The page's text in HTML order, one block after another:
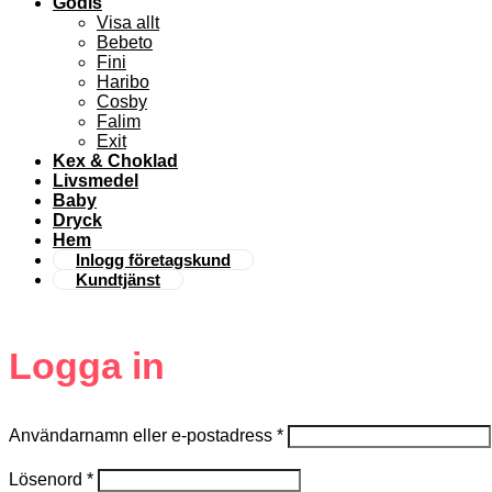
Visa allt
Bebeto
Fini
Haribo
Cosby
Falim
Exit
Kex & Choklad
Livsmedel
Baby
Dryck
Hem
Inlogg företagskund
Kundtjänst
Logga in
Användarnamn eller e-postadress *
Lösenord *